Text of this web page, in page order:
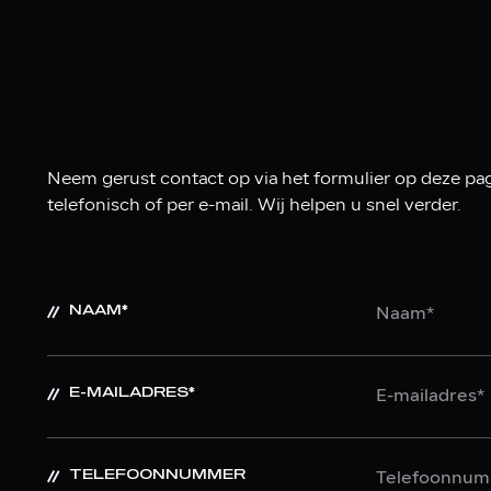
Neem gerust contact op via het formulier op deze
telefonisch of per e-mail. Wij helpen u snel verder.
NAAM*
E-MAILADRES*
TELEFOONNUMMER